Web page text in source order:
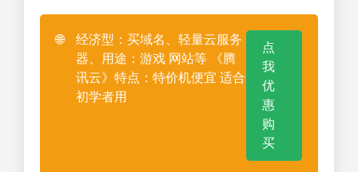
🌐
经济型：买域名、轻量云服务
器、用途：游戏 网站等 《腾
讯云》特点：特价机便宜 适合
初学者用
点
我
优
惠
购
买